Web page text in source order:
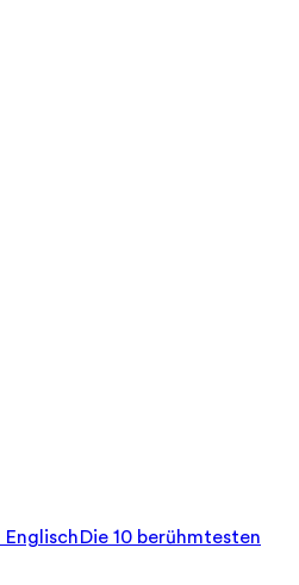
Die 10 berühmtesten